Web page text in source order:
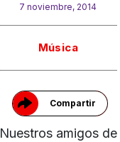
7 noviembre, 2014
Música
Compartir
Nuestros amigos